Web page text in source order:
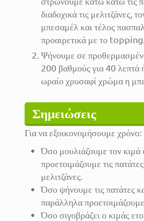
διαδοχικά τις μελιτζάνες,
μπεσαμέλ και τέλος
προαιρετικά με το topping.
Ψήνουμε σε
200 βαθμούς για 40 λεπτά
ωραίο χρυσαφί χρώμα η
Σημειώσεις
Για να εξοικονομήσουμε χρόνο:
Όσο μουλιάζουμε τον κιμά
προετοιμάζουμε τις πατάτες
μελιτζάνες.
Όσο ψήνουμε τις πατάτες
παράλληλα
Όσο σιγοβράζει ο κιμάς